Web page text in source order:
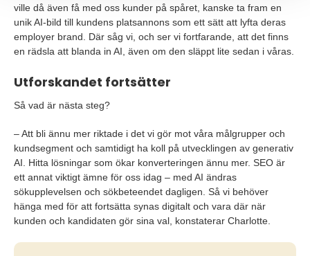
ville då även få med oss kunder på spåret, kanske ta fram en
unik AI-bild till kundens platsannons som ett sätt att lyfta deras
employer brand. Där såg vi, och ser vi fortfarande, att det finns
en rädsla att blanda in AI, även om den släppt lite sedan i våras.
Utforskandet fortsätter
Så vad är nästa steg?
– Att bli ännu mer riktade i det vi gör mot våra målgrupper och
kundsegment och samtidigt ha koll på utvecklingen av generativ
AI. Hitta lösningar som ökar konverteringen ännu mer. SEO är
ett annat viktigt ämne för oss idag – med AI ändras
sökupplevelsen och sökbeteendet dagligen. Så vi behöver
hänga med för att fortsätta synas digitalt och vara där när
kunden och kandidaten gör sina val, konstaterar Charlotte.